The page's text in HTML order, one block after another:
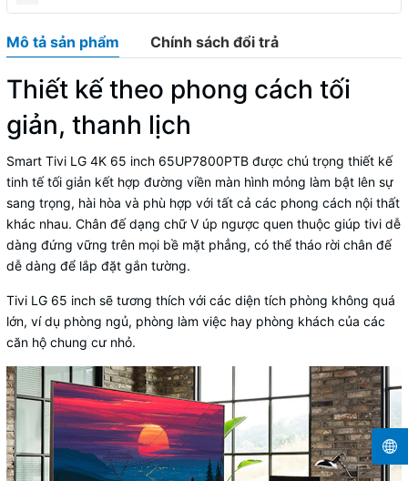
Mô tả sản phẩm Chính sách đổi trả
Thiết kế theo phong cách tối
giản, thanh lịch
Smart Tivi LG 4K 65 inch 65UP7800PTB được chú trọng thiết kế
tinh tế tối giản kết hợp đường viền màn hình mỏng làm bật lên sự
sang trọng, hài hòa và phù hợp với tất cả các phong cách nội thất
khác nhau. Chân đế dạng chữ V úp ngược quen thuộc giúp tivi dễ
dàng đứng vững trên mọi bề mặt phẳng, có thể tháo rời chân đế
dễ dàng để lắp đặt gắn tường.
Tivi LG 65 inch sẽ tương thích với các diện tích phòng không quá
lớn, ví dụ phòng ngủ, phòng làm việc hay phòng khách của các
căn hộ chung cư nhỏ.